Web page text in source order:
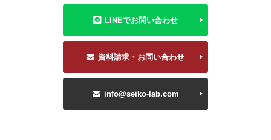
LINEでお問い合わせ
資料請求・お問い合わせ
info@seiko-lab.com